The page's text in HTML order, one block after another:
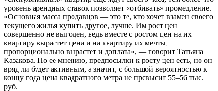
уровень арендных ставок позволяет «отбивать» промедление.
«Основная масса продавцов — это те, кто хочет взамен своего
текущего жилья купить другое, лучше. Им рост цен
совершенно не выгоден, ведь вместе с ростом цен на их
квартиру вырастет цена и на квартиру их мечты,
пропорционально вырастет и доплата», — говорит Татьяна
Казакова. По ее мнению, предпосылки к росту цен есть, но он
вряд ли будет активным, а значит, с большой вероятностью к
концу года цена квадратного метра не превысит 55–56 тыс.
руб.